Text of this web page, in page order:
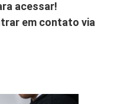
acessar!
em contato via